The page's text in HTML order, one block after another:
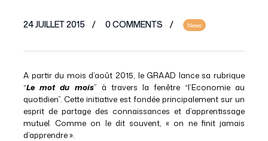
24 JUILLET 2015 0 COMMENTS News
A partir du mois d’août 2015, le GRAAD lance sa rubrique
“Le mot du mois” à travers la fenêtre “l’Economie au
quotidien”. Cette initiative est fondée principalement sur un
esprit de partage des connaissances et d’apprentissage
mutuel. Comme on le dit souvent, « on ne finit jamais
d’apprendre ».